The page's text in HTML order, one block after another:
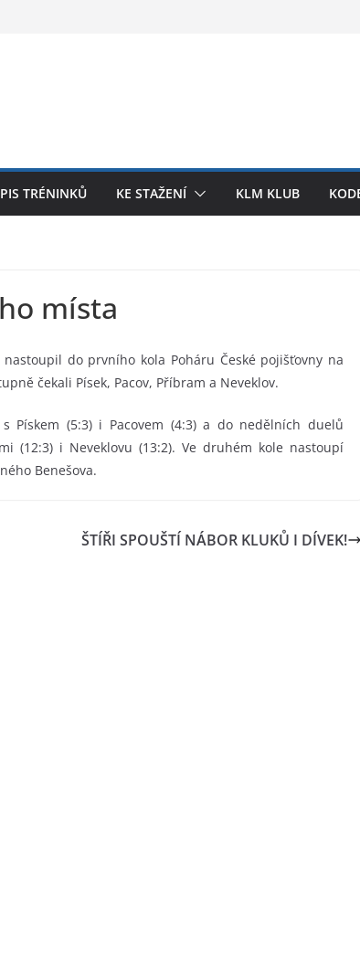
TRÉNINKŮ KE STAŽENÍ KLM KLUB
místa
do prvního kola Poháru České pojišťovny na
čekali Písek, Pacov, Příbram a Neveklov.
(5:3) i Pacovem (4:3) a do nedělních duelů
(12:3) i Neveklovu (13:2). Ve druhém kole nastoupí
Benešova.
ŠTÍŘI SPOUŠTÍ NÁBOR KLUKŮ I DÍVEK!